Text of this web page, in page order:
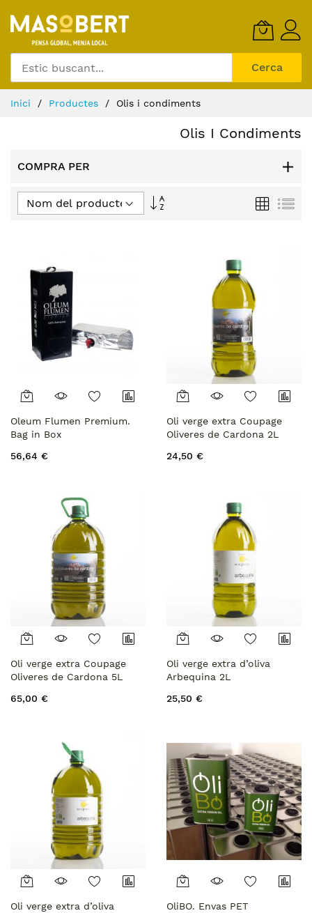
Content
Cerca
Inici Productes Olis i condiments
Olis I Condiments
COMPRA PER
Fixar
Graella
Oleum Flumen Premium.
Bag in Box
56,64 €
Oli verge extra Coupage
Oliveres de Cardona 2L
24,50 €
Oli verge extra Coupage
Oliveres de Cardona 5L
65,00 €
Oli verge extra d’oliva
Arbequina 2L
25,50 €
Oli verge extra d’oliva
OliBO. Envas PET